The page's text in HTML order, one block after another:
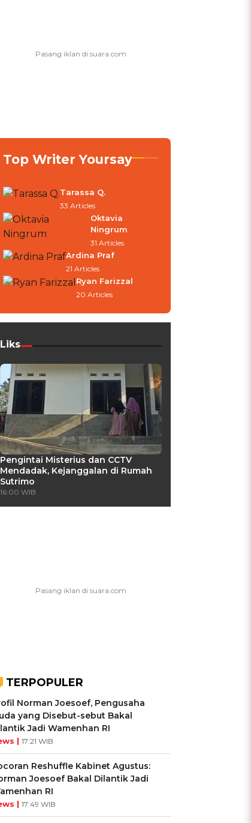
Top Writer Yoursay
Tarassa Q.
33 Articles
Oktavia
Ningrum
31 Articles
Ardina Praf
21 Articles
Ryan Farizzal
20 Articles
Liks
Pengintai Misterius dan CCTV
Mendadak, Kejanggalan di Rumah
Sutrimo
16:00 WIB
TERPOPULER
Norman Joesoef, Pengusaha
yang Disebut-sebut Bakal
Jadi Wamenhan RI
| 17:21 WIB
Reshuffle Kabinet Agustus:
Joesoef Bakal Dilantik Jadi
RI
| 17:49 WIB